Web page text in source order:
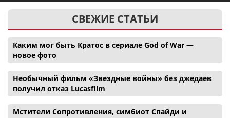
СВЕЖИЕ СТАТЬИ
Каким мог быть Кратос в сериале God of War —
новое фото
Необычный фильм «Звездные войны» без джедаев
получил отказ Lucasfilm
Мстители Сопротивления, симбиот Спайди и